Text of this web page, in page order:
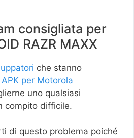
consigliata per
RAZR MAXX
che stanno
per Motorola
uno qualsiasi
compito difficile.
di questo problema poiché